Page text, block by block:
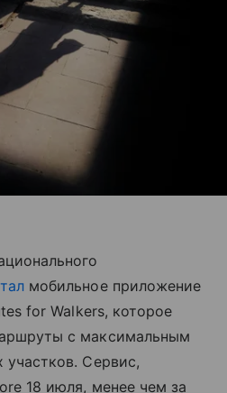
мобильное приложение
for Walkers, которое
с максимальным
участков. Сервис,
18 июля, менее чем за